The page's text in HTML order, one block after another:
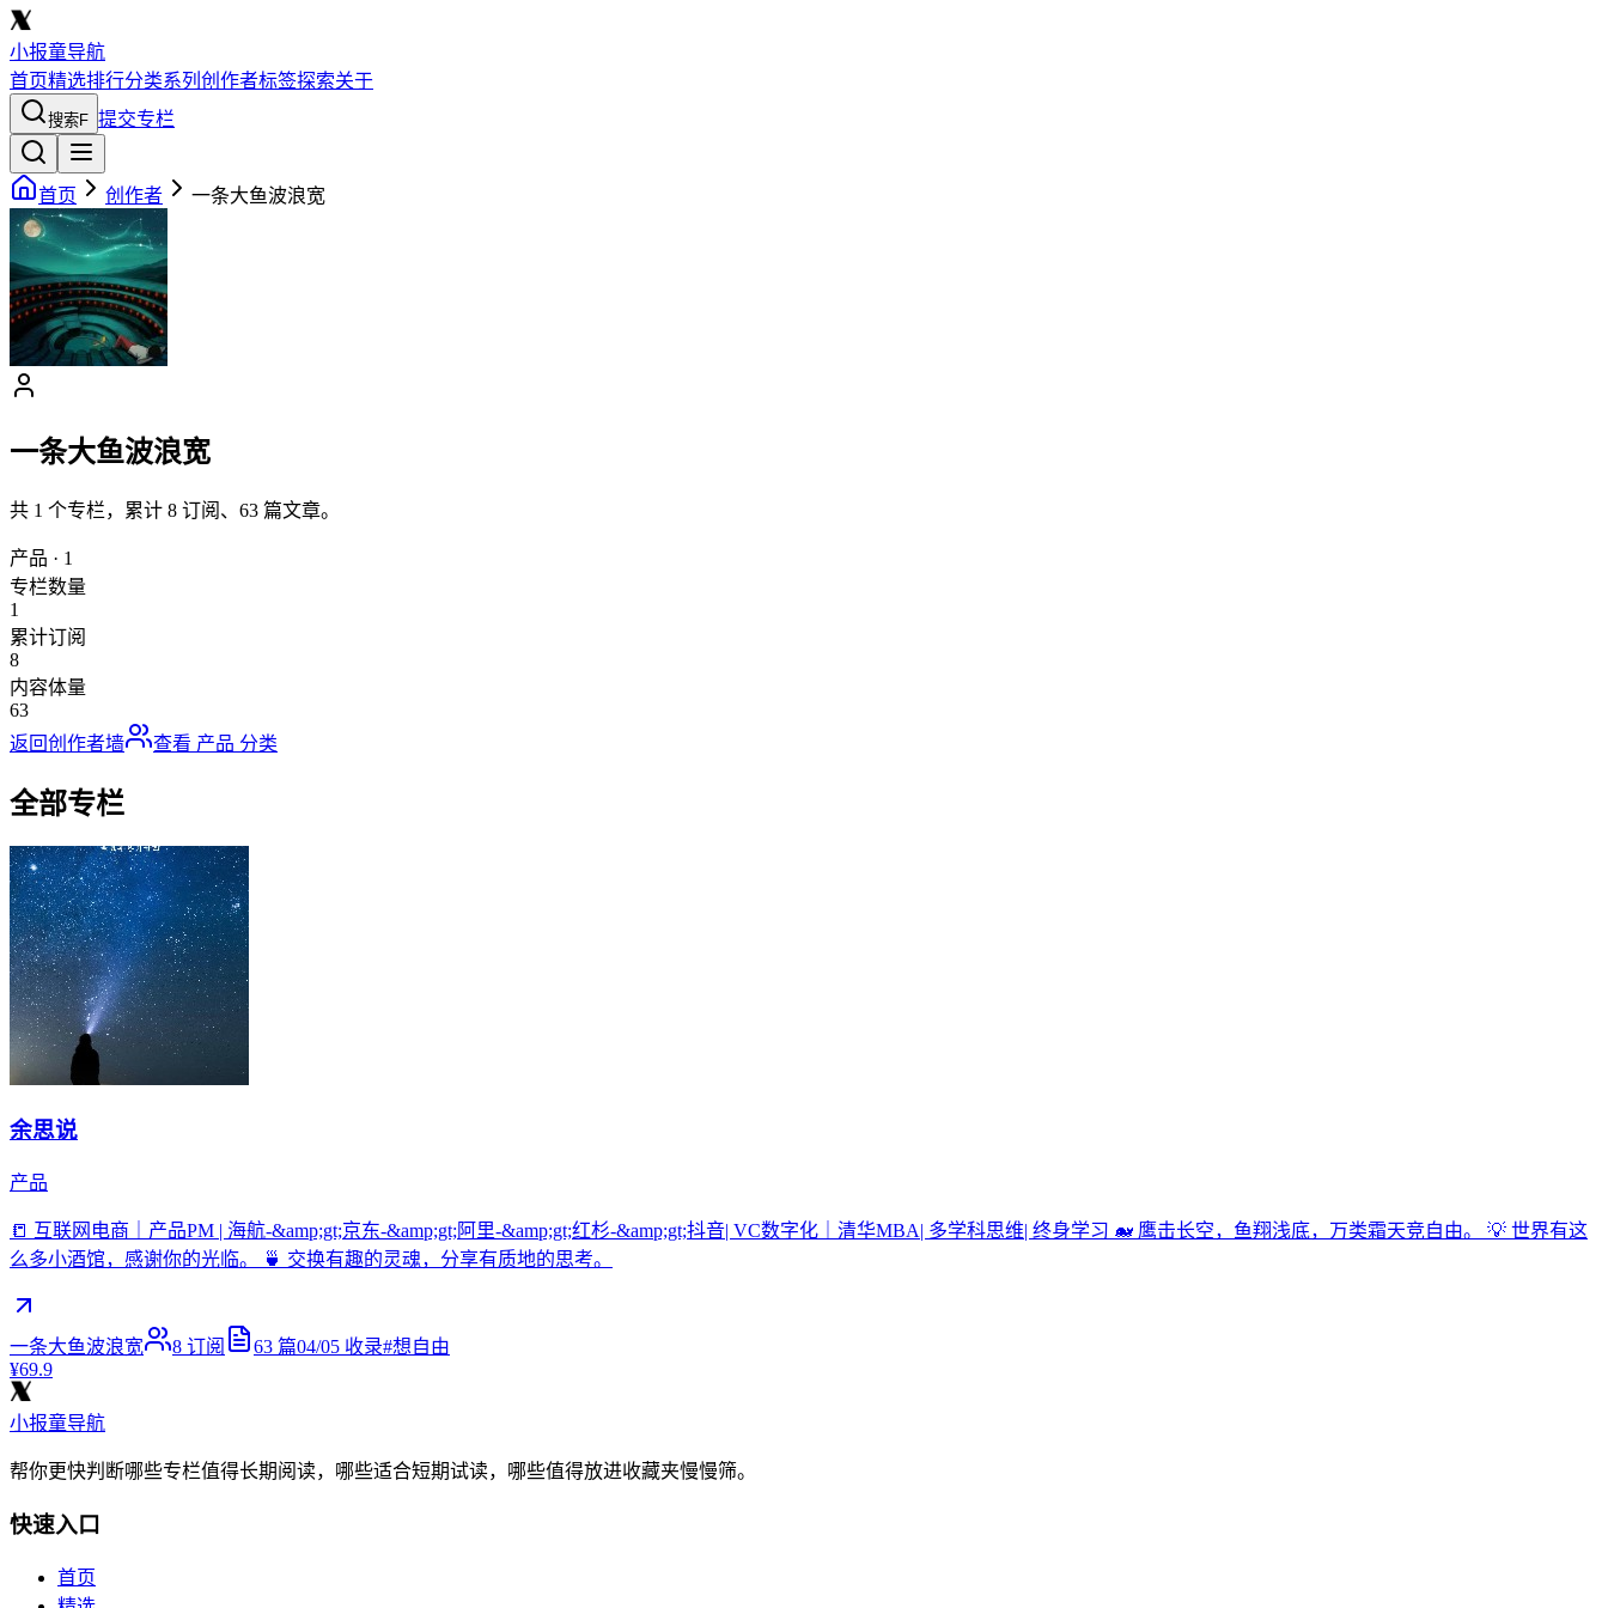
小报童导航
首页精选排行分类系列 创作者标签探索关于
搜索F 提交专栏
首页 创作者 一条大鱼波浪宽
一条大鱼波浪宽
共 1 个专栏，累计 8 订阅、 63 篇文章。
产品 · 1
专栏数量
1
累计订阅
8
内容体量
63
返回创作者墙
查看 产品 分类
全部专栏
余思说
产品
📒 互联网电商｜产品PM | 海航-&amp;gt;京东-&amp;gt;阿里-&amp;gt;红杉-&amp;gt;抖音| VC数字化｜清华MBA| 多学科思维| 终身学习 🐋 鹰击长空，鱼翔浅底，万类霜天竞自由。 💡 世界有这
么多小酒馆，感谢你的光临。 🍵 交换有趣的灵魂，分享有质地的思考。
一条大鱼波浪宽 8 订阅 63 篇04/05 收录#想自由
¥69.9
小报童导航
帮你更快判断哪些专栏值得长期阅读，哪些适合短期试读，哪些值得放进收藏夹慢慢筛。
快速入口
首页